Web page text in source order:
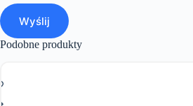
Wyślij
Podobne produkty